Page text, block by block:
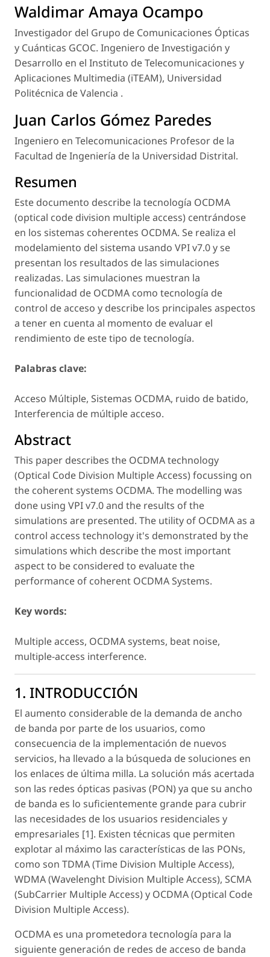
Waldimar Amaya Ocampo
Investigador del Grupo de Comunicaciones Ópticas
y Cuánticas GCOC. Ingeniero de Investigación y
Desarrollo en el Instituto de Telecomunicaciones y
Aplicaciones Multimedia (iTEAM), Universidad
Politécnica de Valencia .
Juan Carlos Gómez Paredes
Ingeniero en Telecomunicaciones Profesor de la
Facultad de Ingeniería de la Universidad Distrital.
Resumen
Este documento describe la tecnología OCDMA
(optical code division multiple access) centrándose
en los sistemas coherentes OCDMA. Se realiza el
modelamiento del sistema usando VPI v7.0 y se
presentan los resultados de las simulaciones
realizadas. Las simulaciones muestran la
funcionalidad de OCDMA como tecnología de
control de acceso y describe los principales aspectos
a tener en cuenta al momento de evaluar el
rendimiento de este tipo de tecnología.
Palabras clave:
Acceso Múltiple, Sistemas OCDMA, ruido de batido,
Interferencia de múltiple acceso.
Abstract
This paper describes the OCDMA technology
(Optical Code Division Multiple Access) focussing on
the coherent systems OCDMA. The modelling was
done using VPI v7.0 and the results of the
simulations are presented. The utility of OCDMA as a
control access technology it's demonstrated by the
simulations which describe the most important
aspect to be considered to evaluate the
performance of coherent OCDMA Systems.
Key words:
Multiple access, OCDMA systems, beat noise,
multiple-access interference.
1. INTRODUCCIÓN
El aumento considerable de la demanda de ancho
de banda por parte de los usuarios, como
consecuencia de la implementación de nuevos
servicios, ha llevado a la búsqueda de soluciones en
los enlaces de última milla. La solución más acertada
son las redes ópticas pasivas (PON) ya que su ancho
de banda es lo suficientemente grande para cubrir
las necesidades de los usuarios residenciales y
empresariales [1]. Existen técnicas que permiten
explotar al máximo las características de las PONs,
como son TDMA (Time Division Multiple Access),
WDMA (Wavelenght Division Multiple Access), SCMA
(SubCarrier Multiple Access) y OCDMA (Optical Code
Division Multiple Access).
OCDMA es una prometedora tecnología para la
siguiente generación de redes de acceso de banda